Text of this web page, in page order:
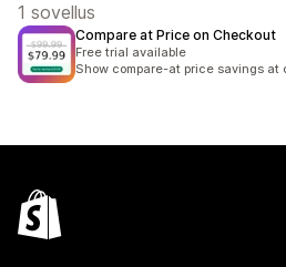
1 sovellus
Compare at Price on Checkout
Free trial available
Show compare-at price savings at